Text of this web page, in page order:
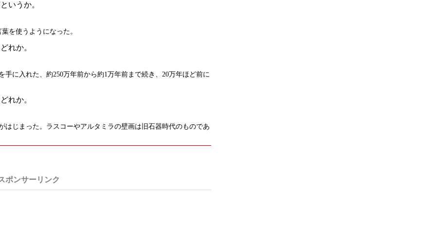
いうか。
を使うようになった。
れか。
に入れた、約250万年前から約1万年前まで続き、20万年ほど前に
れか。
はじまった。ラスコーやアルタミラの壁画は旧石器時代のものであ